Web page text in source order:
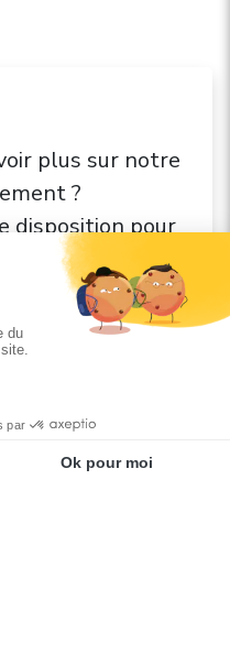
plus sur notre
?
disposition pour